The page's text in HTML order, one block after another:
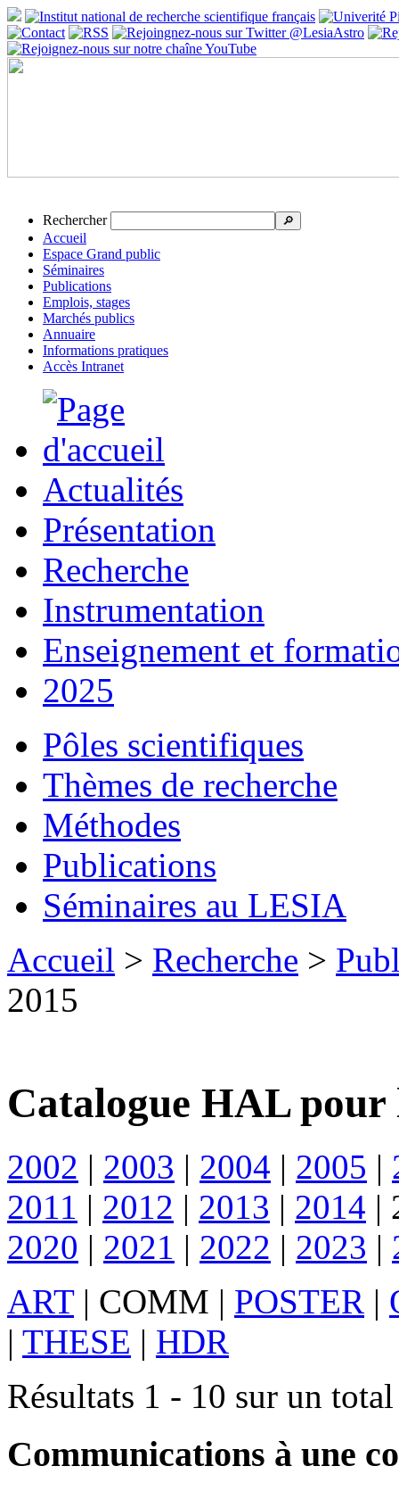
Rechercher 🔎
Accueil
Espace Grand public
Séminaires
Publications
Emplois, stages
Marchés publics
Annuaire
Informations pratiques
Accès Intranet
Actualités
Présentation
Recherche
Instrumentation
Enseignement et
2025
Pôles scientifiques
Thèmes de recherche
Méthodes
Publications
Séminaires au LESIA
Accueil > Recherche >
2015
Catalogue HAL pour
2002 | 2003 | 2004 | 2005 |
2011 | 2012 | 2013 | 2014 |
2020 | 2021 | 2022 | 2023 |
ART| COMM | POSTER |
| THESE | HDR
Résultats 1 - 10 sur un
Communications à une